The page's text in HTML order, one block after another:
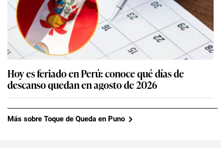
Hoy es feriado en Perú: conoce qué días de
descanso quedan en agosto de 2026
Más sobre Toque de Queda en Puno